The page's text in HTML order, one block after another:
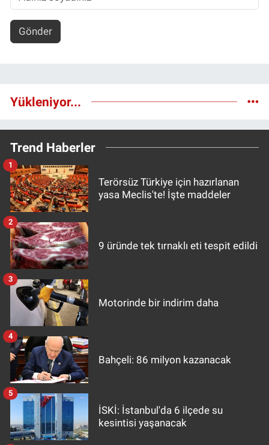
Gönder
Yükleniyor...
Trend Haberler
Terörsüz Türkiye için hazırlanan
yasa Meclis'te! İşte maddeler
1
9 üründe tek tırnaklı eti tespit edildi
2
Motorinde bir indirim daha
3
Bahçeli: 86 milyon kazanacak
4
İSKİ: İstanbul'da 6 ilçede su
kesintisi yaşanacak
5